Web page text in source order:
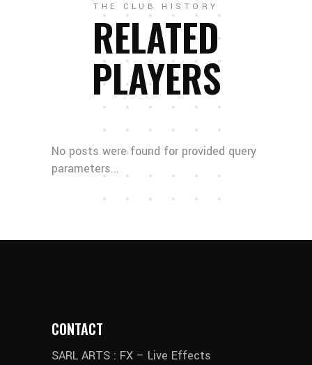
THE CLUB HISTORY
RELATED
PLAYERS
No posts were found for provided query
parameters...
CONTACT
SARL ARTS : FX – Live Effects